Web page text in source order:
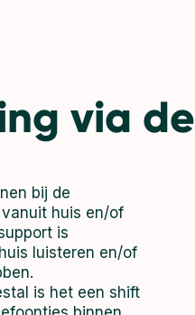
via de
bij de
huis en/of
is
luisteren en/of
is het een shift